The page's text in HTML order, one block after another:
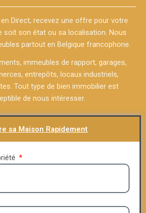
Direct, recevez une offre pour votre
soit son état ou sa localisation. Nous
partout en Belgique francophone.
immeubles de rapport, garages,
entrepôts, locaux industriels,
Tout type de bien immobilier est
de nous intéresser.
sa Maison Rapidement